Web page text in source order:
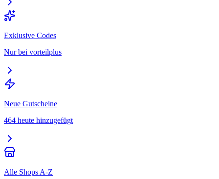
Exklusive Codes
Nur bei vorteilplus
Neue Gutscheine
464 heute hinzugefügt
Alle Shops A-Z